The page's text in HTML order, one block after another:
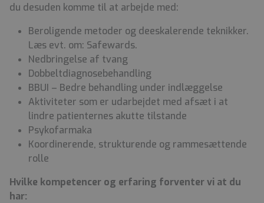
du desuden komme til at arbejde med:
Beroligende metoder og deeskalerende teknikker.
Læs evt. om: Safewards.
Nedbringelse af tvang
Dobbeltdiagnosebehandling
BBUI – Bedre behandling under indlæggelse
Aktiviteter som er udarbejdet med afsæt i at
lindre patienternes akutte tilstande
Psykofarmaka
Koordinerende, strukturende og rammesættende
rolle
Hvilke kompetencer og erfaring forventer vi at du
har: